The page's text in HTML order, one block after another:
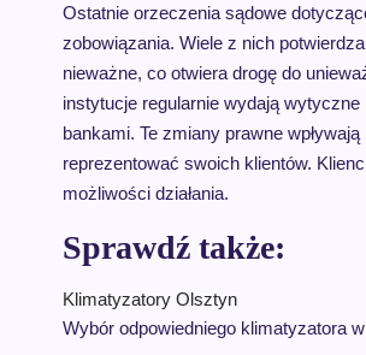
Ostatnie orzeczenia sądowe
zobowiązania. Wiele z nich
nieważne, co otwiera drogę do
instytucje regularnie wydają
bankami. Te zmiany prawne
reprezentować swoich klientów.
możliwości działania.
Sprawdź także:
Klimatyzatory Olsztyn
Wybór odpowiedniego klimatyzatora